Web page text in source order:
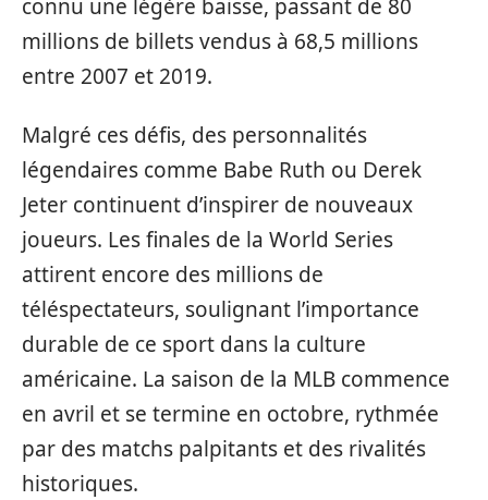
connu une légère baisse, passant de 80
millions de billets vendus à 68,5 millions
entre 2007 et 2019.
Malgré ces défis, des personnalités
légendaires comme Babe Ruth ou Derek
Jeter continuent d’inspirer de nouveaux
joueurs. Les finales de la World Series
attirent encore des millions de
téléspectateurs, soulignant l’importance
durable de ce sport dans la culture
américaine. La saison de la MLB commence
en avril et se termine en octobre, rythmée
par des matchs palpitants et des rivalités
historiques.